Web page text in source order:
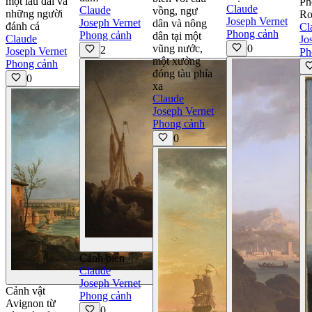
những người
đánh cá
Claude
Joseph Vernet
Phong cảnh
0
Xem Chi tiết
Cảnh vật
Avignon từ
Claude
Joseph Vernet
Phong cảnh
2
Xem Chi tiết
Cảnh biển
Claude
Joseph Vernet
Phong cảnh
vồng, ngư
dân và nông
dân tại một
vũng nước,
một xưởng
đóng tàu phía
xa
Claude
Joseph Vernet
Phong cảnh
0
Claude
Joseph Vernet
Phong cảnh
0